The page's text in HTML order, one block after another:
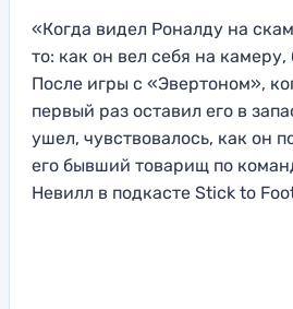
«Когда видел Роналду на
то: как он вел себя на
После игры с «Эвертоном»,
первый раз оставил его в
ушел, чувствовалось, как он
его бывший товарищ по
Невилл в подкасте Stick to